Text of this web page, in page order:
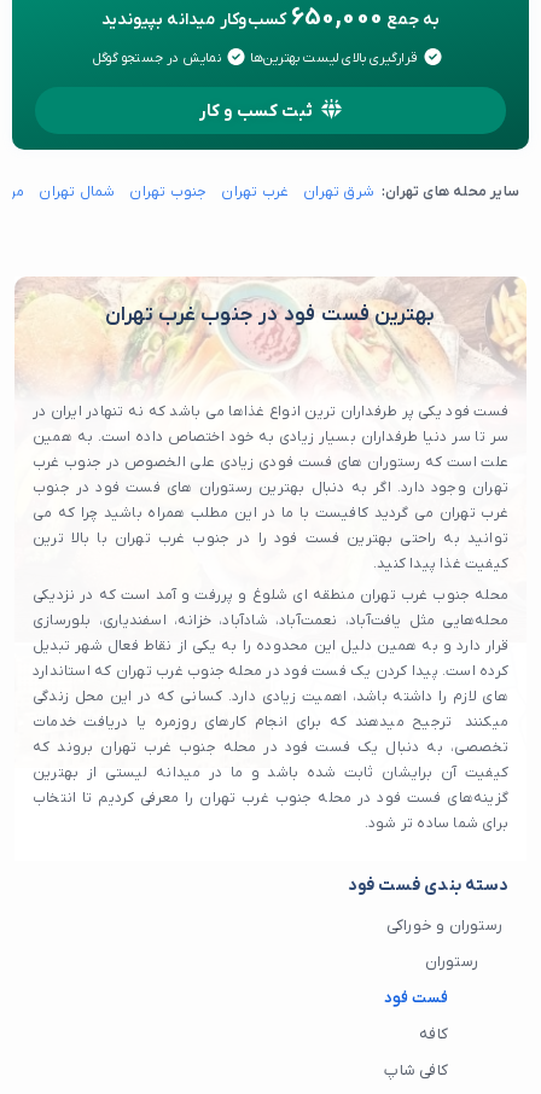
به جمع 650,000 کسب‌وکار میدانه بپیوندید
قرارگیری بالای لیست بهترین‌ها نمایش در جستجو گوگل
ثبت کسب و کار
سایر محله های تهران: شرق تهران غرب تهران جنوب تهران شمال تهران
بهترین فست فود در جنوب غرب تهران
فست فود یکی پر طرفداران ترین انواع غذاها می باشد که نه تنهادر ایران در
سر تا سر دنیا طرفداران بسیار زیادی به خود اختصاص داده است. به همین
علت است که رستوران های فست فودی زیادی علی الخصوص در جنوب غرب
تهران وجود دارد. اگر به دنبال بهترین رستوران های فست فود در جنوب
غرب تهران می گردید کافیست با ما در این مطلب همراه باشید چرا که می
توانید به راحتی بهترین فست فود را در جنوب غرب تهران با بالا ترین
کیفیت غذا پیدا کنید.
محله جنوب غرب تهران منطقه ای شلوغ و پررفت و آمد است که در نزدیکی
محله‌هایی مثل یافت‌آباد، نعمت‌آباد، شادآباد، خزانه، اسفندیاری، بلورسازی
قرار دارد و به همین دلیل این محدوده را به یکی از نقاط فعال شهر تبدیل
کرده است. پیدا کردن یک فست فود در محله جنوب غرب تهران که استاندارد
های لازم را داشته باشد، اهمیت زیادی دارد. کسانی که در این محل زندگی
میکنند ترجیح میدهند که برای انجام کارهای روزمره یا دریافت خدمات
تخصصی، به دنبال یک فست فود در محله جنوب غرب تهران بروند که
کیفیت آن برایشان ثابت شده باشد و ما در میدانه لیستی از بهترین
گزینه‌های فست فود در محله جنوب غرب تهران را معرفی کردیم تا انتخاب
برای شما ساده‌ تر شود.
دسته بندی فست فود
رستوران و خوراکی
رستوران
فست فود
کافه
کافی شاپ